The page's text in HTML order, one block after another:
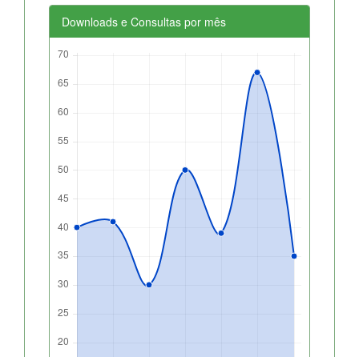
Downloads e Consultas por mês